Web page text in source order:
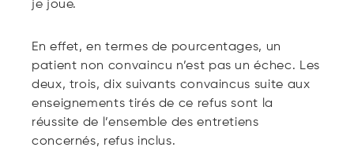
je joue.
En effet, en termes de pourcentages, un
patient non convaincu n’est pas un échec. Les
deux, trois, dix suivants convaincus suite aux
enseignements tirés de ce refus sont la
réussite de l’ensemble des entretiens
concernés, refus inclus.